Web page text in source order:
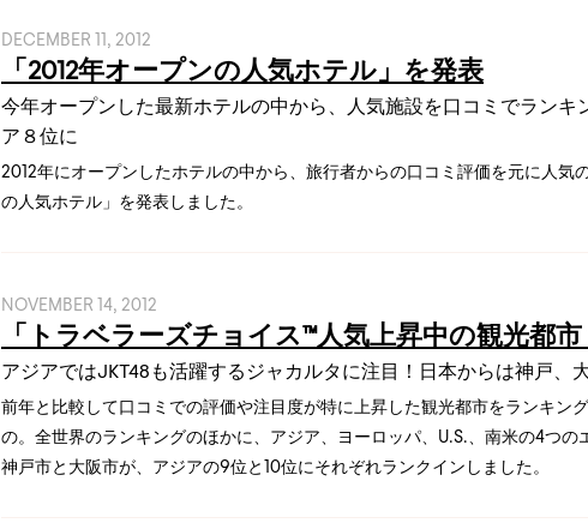
y
s
DECEMBER 11, 2012
「2012年オープンの人気ホテル」を発表
今年オープンした最新ホテルの中から、人気施設を口コミでランキ
ア８位に
2012年にオープンしたホテルの中から、旅行者からの口コミ評価を元に人気
の人気ホテル」を発表しました。
NOVEMBER 14, 2012
「トラベラーズチョイス™人気上昇中の観光都市
アジアではJKT48も活躍するジャカルタに注目！日本からは神戸、
前年と比較して口コミでの評価や注目度が特に上昇した観光都市をランキン
の。全世界のランキングのほかに、アジア、ヨーロッパ、U.S.、南米の4つの
神戸市と大阪市が、アジアの9位と10位にそれぞれランクインしました。